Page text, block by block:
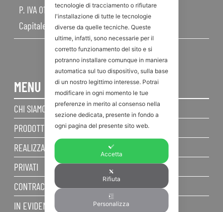
P. IVA 01968830404
Capitale Sociale 450.000,00 I.V.
MENU
CHI SIAMO
PRODOTTI
REALIZZAZIONI
PRIVATI
CONTRACT
IN EVIDENZA
tecnologie di tracciamento o rifiutare
l'installazione di tutte le tecnologie
diverse da quelle tecniche. Queste
ultime, infatti, sono necessarie per il
corretto funzionamento del sito e si
potranno installare comunque in maniera
automatica sul tuo dispositivo, sulla base
di un nostro legittimo interesse. Potrai
modificare in ogni momento le tue
preferenze in merito al consenso nella
sezione dedicata, presente in fondo a
ogni pagina del presente sito web.
Accetta
Rifiuta
Personalizza